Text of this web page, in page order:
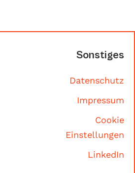
Sonstiges
Datenschutz
Impressum
Cookie
Einstellungen
LinkedIn